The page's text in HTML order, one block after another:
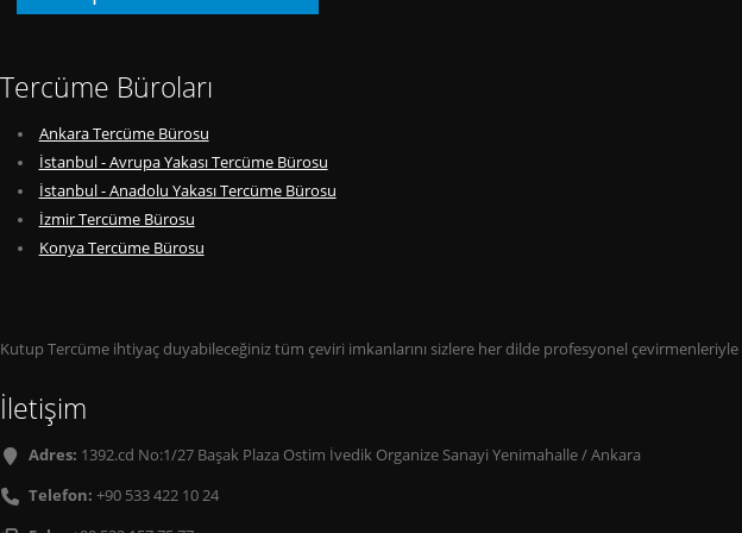
Tercüme Büroları
Ankara Tercüme Bürosu
İstanbul - Avrupa Yakası Tercüme Bürosu
İstanbul - Anadolu Yakası Tercüme Bürosu
İzmir Tercüme Bürosu
Konya Tercüme Bürosu
Kutup Tercüme ihtiyaç duyabileceğiniz tüm çeviri imkanlarını sizlere her dilde profesyonel
İletişim
Adres: 1392.cd No:1/27 Başak Plaza Ostim İvedik Organize Sanayi Yenimahalle / Ankara
Telefon: +90 533 422 10 24